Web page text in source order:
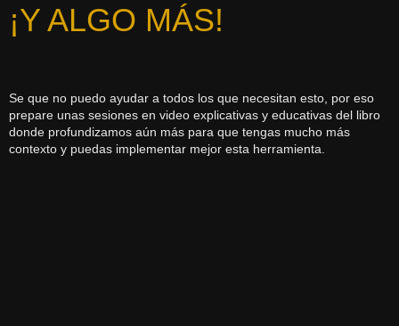
¡Y ALGO MÁS!
Se que no puedo ayudar a todos los que necesitan esto, por eso
prepare unas sesiones en video explicativas y educativas del libro
donde profundizamos aún más para que tengas mucho más
contexto y puedas implementar mejor esta herramienta.